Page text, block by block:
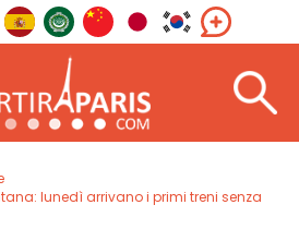
lunedì arrivano i primi treni senza